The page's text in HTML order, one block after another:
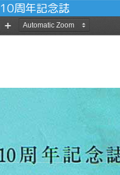
10周年記念誌